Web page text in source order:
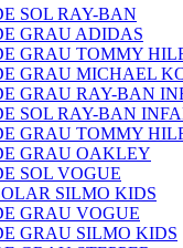
SOL RAY-BAN
GRAU ADIDAS
GRAU TOMMY
GRAU MICHAEL
GRAU RAY-BAN
SOL RAY-BAN
GRAU TOMMY
GRAU OAKLEY
SOL VOGUE
SILMO KIDS
GRAU VOGUE
GRAU SILMO KIDS